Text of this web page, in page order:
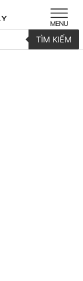
TÌM KIẾM